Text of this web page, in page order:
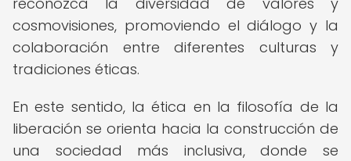
cosmovisiones, promoviendo el diálogo y la
colaboración entre diferentes culturas y
tradiciones éticas.
En este sentido, la ética en la filosofía de la
liberación se orienta hacia la construcción de
una sociedad más inclusiva, donde se